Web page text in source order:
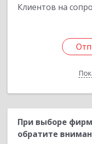
Клиентов на
При выборе
обратите